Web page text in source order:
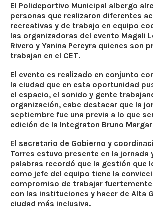
El Polideportivo Municipal albergo
personas que realizaron diferentes
recreativas y de trabajo en equipo
las organizadoras del evento Magali
Rivero y Yanina Pereyra quienes son
trabajan en el CET.
El evento es realizado en conjunto
la ciudad que en esta oportunidad
el espacio, el sonido y gente
organización, cabe destacar que la
septiembre fue una previa a lo que
edición de la Integraton Bruno
El secretario de Gobierno y
Torres estuvo presente en la jornada
palabras recordó que la gestión que
como jefe del equipo tiene la
compromiso de trabajar
con las instituciones y hacer de Alta
ciudad más inclusiva.